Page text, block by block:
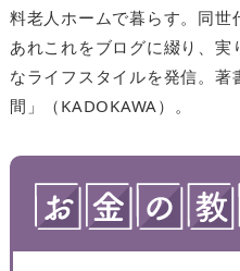
料老人ホームで暮らす。同
あれこれをブログに綴り、実
なライフスタイルを発信。
間」（KADOKAWA）。